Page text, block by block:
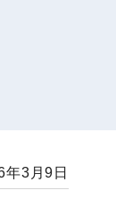
年3月9日